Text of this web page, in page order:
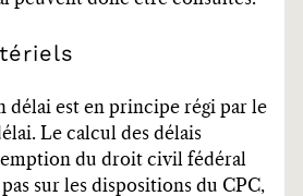
délai est en principe régi par le
Le calcul des délais
du droit civil fédéral
sur les dispositions du CPC,